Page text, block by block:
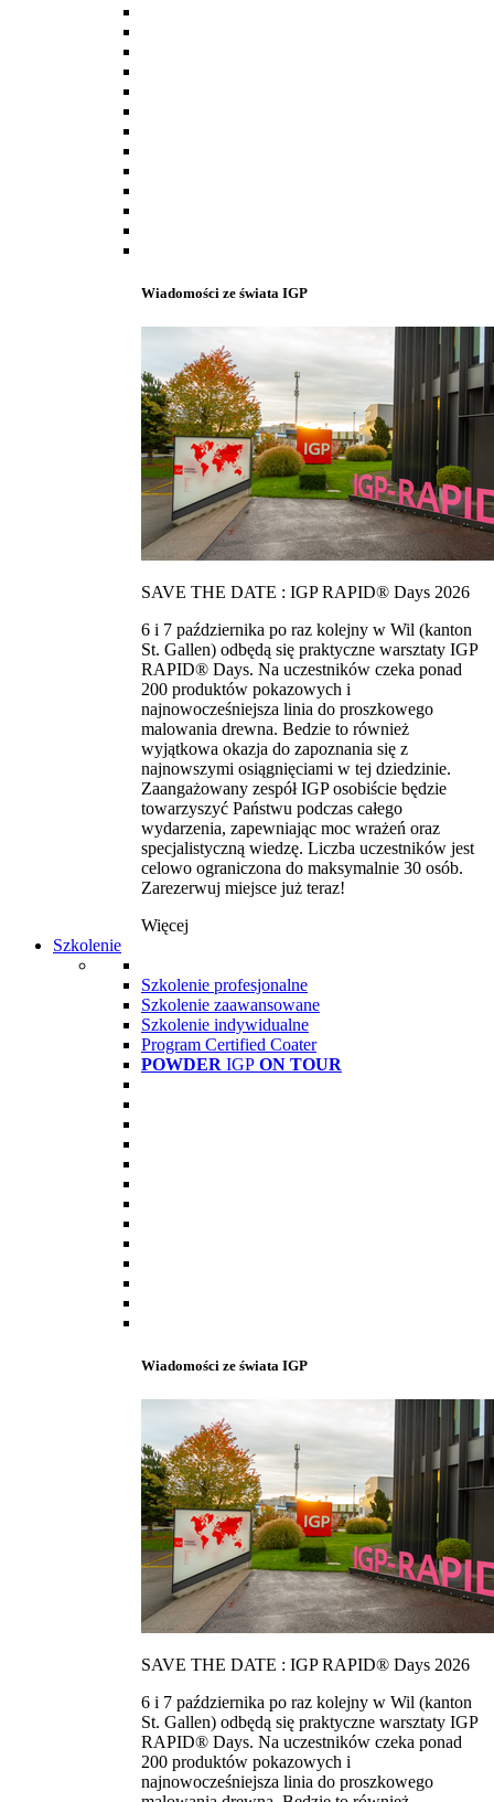
Wiadomości ze świata IGP
SAVE THE DATE : IGP RAPID® Days 2026
6 i 7 października po raz kolejny w Wil (kanton
St. Gallen) odbędą się praktyczne warsztaty IGP
RAPID® Days. Na uczestników czeka ponad
200 produktów pokazowych i
najnowocześniejsza linia do proszkowego
malowania drewna. Bedzie to również
wyjątkowa okazja do zapoznania się z
najnowszymi osiągnięciami w tej dziedzinie.
Zaangażowany zespół IGP osobiście będzie
towarzyszyć Państwu podczas całego
wydarzenia, zapewniając moc wrażeń oraz
specjalistyczną wiedzę. Liczba uczestników jest
celowo ograniczona do maksymalnie 30 osób.
Zarezerwuj miejsce już teraz!
Więcej
Szkolenie
Szkolenie profesjonalne
Szkolenie zaawansowane
Szkolenie indywidualne
Program Certified Coater
POWDER IGP ON TOUR
Wiadomości ze świata IGP
SAVE THE DATE : IGP RAPID® Days 2026
6 i 7 października po raz kolejny w Wil (kanton
St. Gallen) odbędą się praktyczne warsztaty IGP
RAPID® Days. Na uczestników czeka ponad
200 produktów pokazowych i
najnowocześniejsza linia do proszkowego